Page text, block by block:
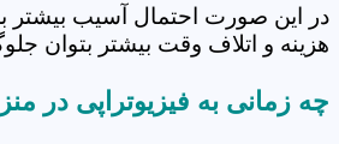
در این صورت احتمال آسیب بیشتر
هزینه و اتلاف وقت بیشتر بتوان
چه زمانی به فیزیوتراپی در